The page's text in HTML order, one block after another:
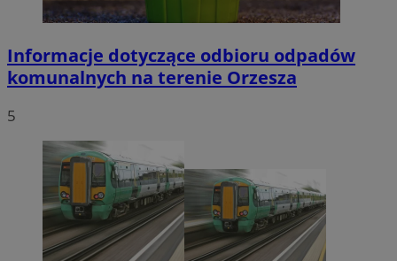
Informacje dotyczące odbioru odpadów
komunalnych na terenie Orzesza
5